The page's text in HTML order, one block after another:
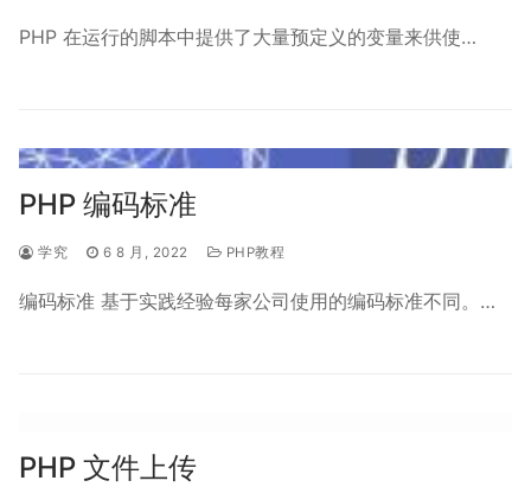
PHP 在运行的脚本中提供了大量预定义的变量来供使…
PHP 编码标准
学究 6 8 月, 2022 PHP教程
编码标准 基于实践经验每家公司使用的编码标准不同。…
PHP 文件上传